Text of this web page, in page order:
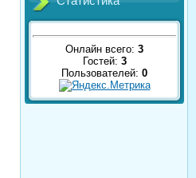
Онлайн всего: 3
Гостей: 3
Пользователей: 0